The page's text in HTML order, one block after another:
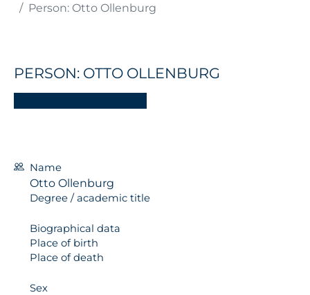
Person: Otto Ollenburg
PERSON: OTTO OLLENBURG
Name
Otto Ollenburg
Degree / academic title
Biographical data
Place of birth
Place of death
Sex